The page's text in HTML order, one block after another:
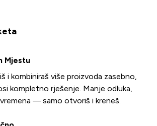
Mjestu
i kombiniraš više proizvoda zasebno,
kompletno rješenje. Manje odluka,
— samo otvoriš i kreneš.